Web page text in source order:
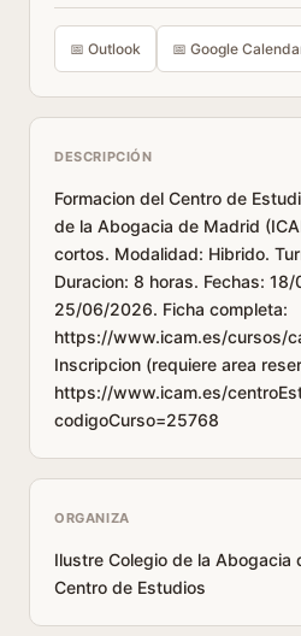
📅 Outlook 📅 Google
DESCRIPCIÓN
Formacion del Centro de
de la Abogacia de Madrid
cortos. Modalidad: Hibrido.
Duracion: 8 horas. Fechas:
25/06/2026. Ficha completa:
https://www.icam.es/cursos/
Inscripcion (requiere area
https://www.icam.es/
codigoCurso=25768
ORGANIZA
Ilustre Colegio de la Abogacia
Centro de Estudios